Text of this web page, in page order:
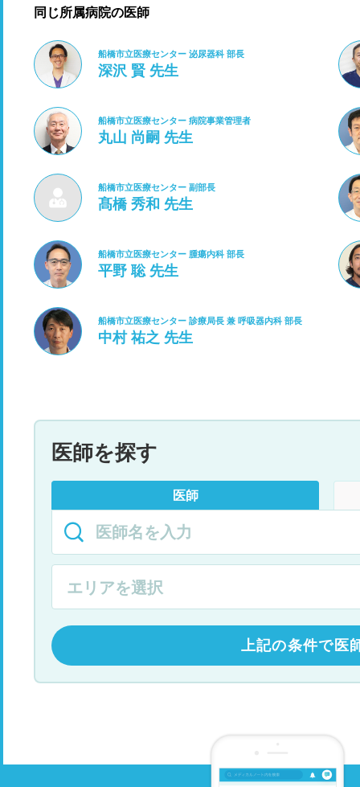
同じ所属病院の医師
船橋市立医療センター 泌尿器科 部長
深沢 賢 先生
船橋市立医療センター 病院事業管理者
丸山 尚嗣 先生
船橋市立医療センター 副部長
髙橋 秀和 先生
船橋市立医療センター 腫瘍内科 部長
平野 聡 先生
船橋市立医療センター 診療局長 兼 呼吸器内科 部長
中村 祐之 先生
医師を探す
医師
上記の条件で医